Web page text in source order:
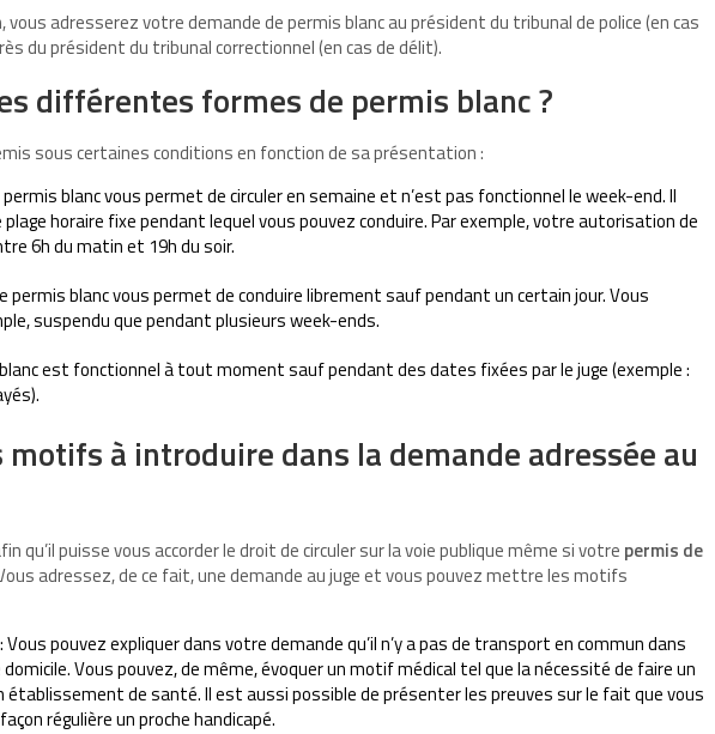
vous adresserez votre demande de permis blanc au président du tribunal de police (en cas
du président du tribunal correctionnel (en cas de délit).
différentes formes de permis blanc ?
sous certaines conditions en fonction de sa présentation :
blanc vous permet de circuler en semaine et n’est pas fonctionnel le week-end. Il
horaire fixe pendant lequel vous pouvez conduire. Par exemple, votre autorisation de
6h du matin et 19h du soir.
permis blanc vous permet de conduire librement sauf pendant un certain jour. Vous
suspendu que pendant plusieurs week-ends.
est fonctionnel à tout moment sauf pendant des dates fixées par le juge (exemple :
motifs à introduire dans la demande adressée au
qu’il puisse vous accorder le droit de circuler sur la voie publique même si votre permis de
adressez, de ce fait, une demande au juge et vous pouvez mettre les motifs
pouvez expliquer dans votre demande qu’il n’y a pas de transport en commun dans
Vous pouvez, de même, évoquer un motif médical tel que la nécessité de faire un
de santé. Il est aussi possible de présenter les preuves sur le fait que vous
régulière un proche handicapé.